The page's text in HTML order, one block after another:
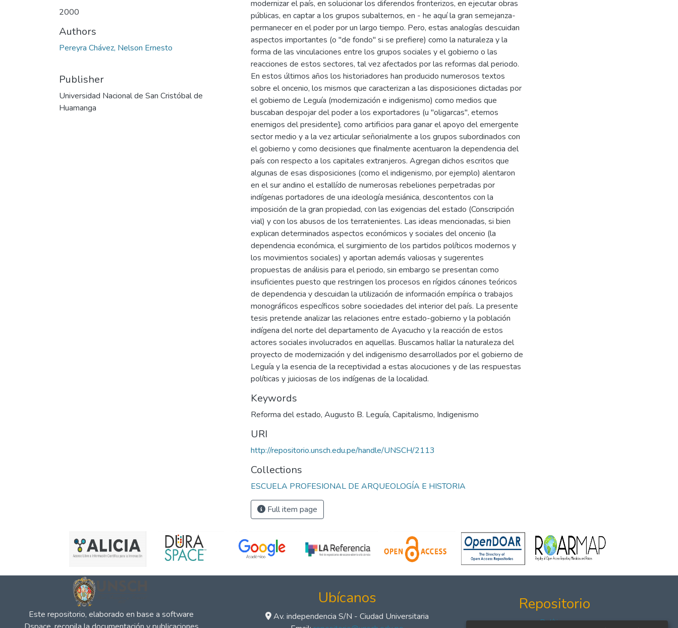
2000
Authors
Pereyra Chávez, Nelson Ernesto
Publisher
Universidad Nacional de San Cristóbal de
Huamanga
modernizar el país, en solucionar los diferendos fronterizos, en ejecutar obras
públicas, en captar a los grupos subalternos, en - he aquí la gran semejanza-
permanecer en el poder por un largo tiempo. Pero, estas analogías descuidan
aspectos importantes (o "de fondo" si se prefiere) como la naturaleza y la
forma de las vinculaciones entre los grupos sociales y el gobierno o las
reacciones de estos sectores, tal vez afectados por las reformas dal periodo.
En estos últimos años los historiadores han producido numerosos textos
sobre el oncenio, los mismos que caracterizan a las disposiciones dictadas por
el gobiemo de Leguía (modernización e indigenismo) como medios que
buscaban despojar del poder a los exportadores (u "oligarcas", eternos
enemigos del presidente}, como artificios para ganar el apoyo del emergente
sector medio y a la vez articular señorialmente a los grupos subordinados con
el gobierno y como decisiones que finalmente acentuaron Ia dependencia del
país con respecto a los capitales extranjeros. Agregan dichos escritos que
algunas de esas disposiciones (como el indigenismo, por ejemplo) alentaron
en el sur andino el estallído de numerosas rebeliones perpetradas por
indígenas portadores de una ideología mesiánica, descontentos con la
imposición de la gran propiedad, con las exigencias del estado (Conscripción
vial) y con los abusos de los terratenientes. Las ideas mencionadas, si bien
explican determinados aspectos económicos y sociales del oncenio (la
dependencia económica, el surgimiento de los partidos políticos modernos y
los movimientos sociales) y aportan además valiosas y sugerentes
propuestas de análisis para el periodo, sin embargo se presentan como
insuficientes puesto que restringen los procesos en rígidos cánones teóricos
de dependencia y descuidan la utilización de información empírica o trabajos
monográficos específicos sobre sociedades del interior del país. La presente
tesis pretende analizar las relaciones entre estado-gobierno y la población
indígena del norte del departamento de Ayacucho y la reacción de estos
actores sociales involucrados en aquellas. Buscamos hallar la naturaleza del
proyecto de modernización y del indigenismo desarrollados por el gobierno de
Leguía y la esencia de la receptividad a estas alocuciones y de las respuestas
políticas y juiciosas de los indígenas de la localidad.
Keywords
Reforma del estado, Augusto B. Leguía, Capitalismo, Indigenismo
URI
http://repositorio.unsch.edu.pe/handle/UNSCH/2113
Collections
ESCUELA PROFESIONAL DE ARQUEOLOGÍA E HISTORIA
Full item page
Este repositorio, elaborado en base a software
Ubícanos
Av. independencia S/N - Ciudad Universitaria
Repositorio
Políticas